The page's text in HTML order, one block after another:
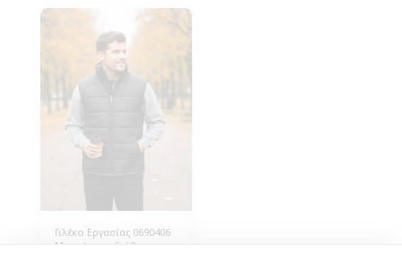
Γιλέκο Εργασίας 0690406
Μοντέρνο αδιάβροχο